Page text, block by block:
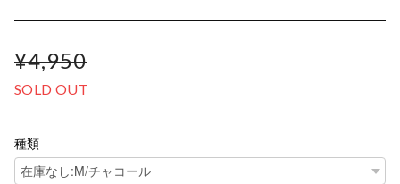
¥4,950
SOLD OUT
種類